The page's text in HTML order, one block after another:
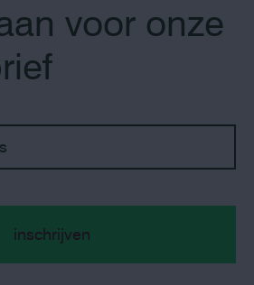
voor onze